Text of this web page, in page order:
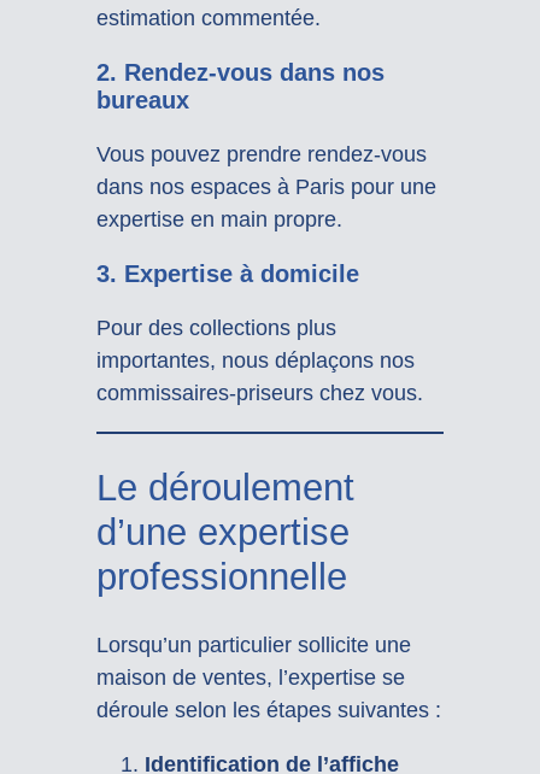
estimation commentée.
2. Rendez-vous dans nos
bureaux
Vous pouvez prendre rendez-vous
dans nos espaces à Paris pour une
expertise en main propre.
3. Expertise à domicile
Pour des collections plus
importantes, nous déplaçons nos
commissaires-priseurs chez vous.
Le déroulement
d’une expertise
professionnelle
Lorsqu’un particulier sollicite une
maison de ventes, l’expertise se
déroule selon les étapes suivantes :
Identification de l’affiche